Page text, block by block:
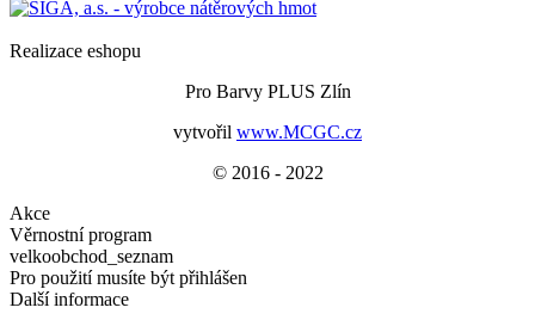
Realizace eshopu
Pro Barvy PLUS Zlín
vytvořil www.MCGC.cz
© 2016 - 2022
Akce
Věrnostní program
velkoobchod_seznam
Pro použití musíte být přihlášen
Další informace